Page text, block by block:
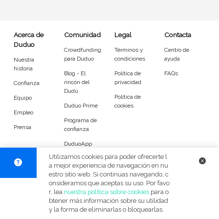
Cuidado en mi casa
Visitas diarias / comidas Pasear a los animales
Alojamiento de mascotas
Tamaño de mi mascota
Grandes (18-45kg) Gigantes (45+kg)
Idiomas del dudú
Acerca de
Duduo
Nuestra
historia
Confianza
Equipo
Empleo
Prensa
Comunidad
Crowdfunding
para Duduo
Blog - El
rincón del
Dudú
Duduo Prime
Programa de
confianza
DuduoApp
Legal
Términos y
condiciones
Política de
privacidad
Política de
cookies
Contacta
Centro de
ayuda
FAQs
© Duduo 2026 Facebook
Utilizamos cookies para poder ofrecerte l
a mejor experiencia de navegación en nu
estro sitio web. Si continuas navegando, c
onsideramos que aceptas su uso. Por favo
r, lea nuestra política sobre cookiespara o
btener más información sobre su utilidad
y la forma de eliminarlas o bloquearlas.